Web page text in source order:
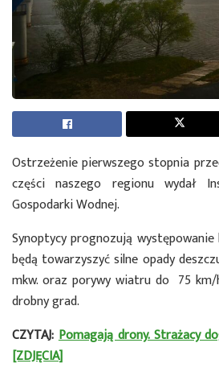
Ostrzeżenie pierwszego stopnia
części naszego regionu wydał
Gospodarki Wodnej.
Synoptycy prognozują
będą towarzyszyć silne opady
mkw. oraz porywy wiatru do 75
drobny grad.
CZYTAJ:Pomagają drony. Strażacy
[ZDJĘCIA]